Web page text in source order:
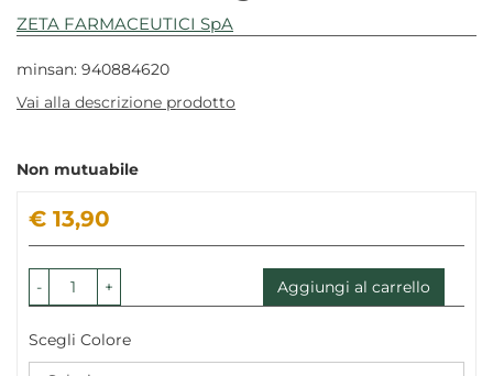
ZETA FARMACEUTICI SpA
minsan: 940884620
Vai alla descrizione prodotto
Non mutuabile
Prezzo
€ 13,90
- + Aggiungi al carrello
Scegli Colore